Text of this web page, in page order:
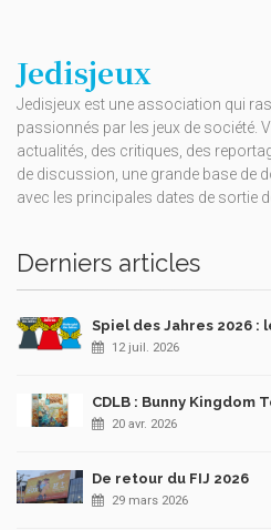
Jedisjeux
Jedisjeux est une association qui
passionnés par les jeux de société.
actualités, des critiques, des
de discussion, une grande base de
avec les principales dates de sortie
Derniers articles
Spiel des Jahres 2026 :
12 juil. 2026
CDLB : Bunny Kingdom
20 avr. 2026
De retour du FIJ 2026
29 mars 2026